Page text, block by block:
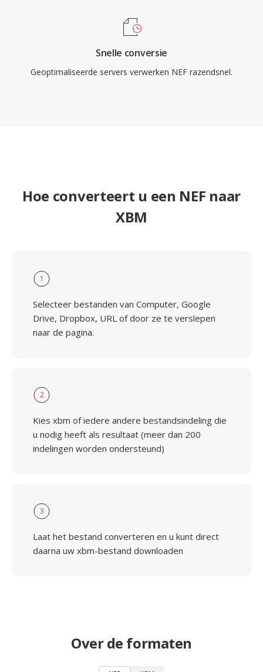
Snelle conversie
Geoptimaliseerde servers verwerken NEF razendsnel.
Hoe converteert u een NEF naar
XBM
1
Selecteer bestanden van Computer, Google
Drive, Dropbox, URL of door ze te verslepen
naar de pagina.
2
Kies xbm of iedere andere bestandsindeling die
u nodig heeft als resultaat (meer dan 200
indelingen worden ondersteund)
3
Laat het bestand converteren en u kunt direct
daarna uw xbm-bestand downloaden
Over de formaten